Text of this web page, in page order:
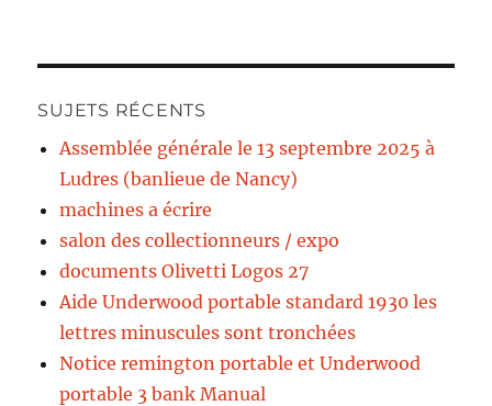
SUJETS RÉCENTS
Assemblée générale le 13 septembre 2025 à
Ludres (banlieue de Nancy)
machines a écrire
salon des collectionneurs / expo
documents Olivetti Logos 27
Aide Underwood portable standard 1930 les
lettres minuscules sont tronchées
Notice remington portable et Underwood
portable 3 bank Manual